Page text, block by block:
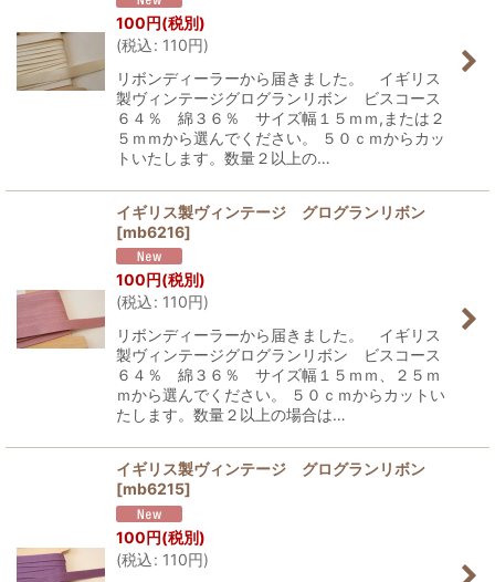
100円(税別)
(税込: 110円)
リボンディーラーから届きました。 イギリス
製ヴィンテージグログランリボン ビスコース
６４％ 綿３６％ サイズ幅１５ｍｍ,または２
５ｍｍから選んでください。 ５０ｃｍからカッ
トいたします。数量２以上の…
イギリス製ヴィンテージ グログランリボン
[mb6216]
100円(税別)
(税込: 110円)
リボンディーラーから届きました。 イギリス
製ヴィンテージグログランリボン ビスコース
６４％ 綿３６％ サイズ幅１５ｍｍ、２５ｍ
ｍから選んでください。 ５０ｃｍからカットい
たします。数量２以上の場合は…
イギリス製ヴィンテージ グログランリボン
[mb6215]
100円(税別)
(税込: 110円)